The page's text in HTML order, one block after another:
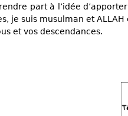
part à l’idée
je suis musulman et ALLAH
et vos descendances.